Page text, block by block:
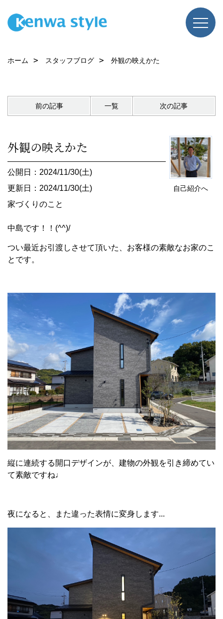
ホーム スタッフブログ 外観の映えかた
前の記事 一覧 次の記事
自己紹介へ
外観の映えかた
公開日：2024/11/30(土)
更新日：2024/11/30(土)
家づくりのこと
中島です！！(^^)/
つい最近お引渡しさせて頂いた、お客様の素敵なお家のこ
とです。
縦に連続する開口デザインが、建物の外観を引き締めてい
て素敵ですね♩
夜になると、また違った表情に変身します...